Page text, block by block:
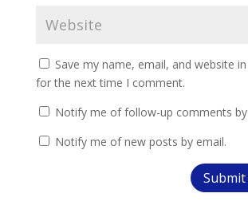
Save my name, email, and website
for the next time I comment.
Notify me of follow-up comments by
Notify me of new posts by email.